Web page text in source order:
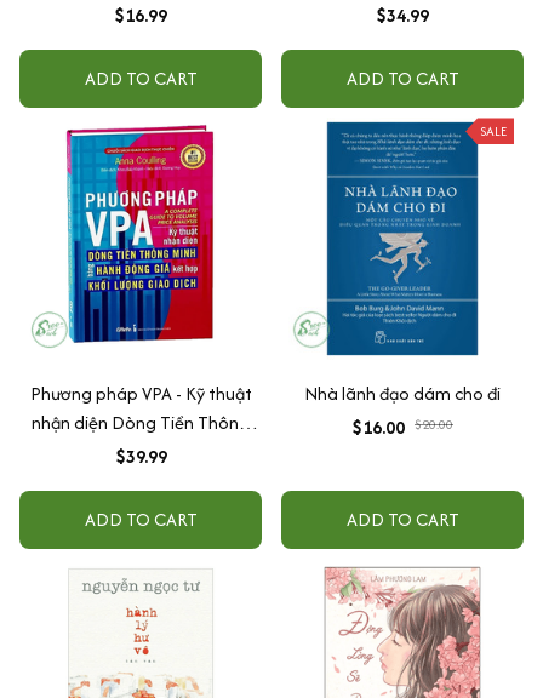
$16.99
ADD TO CART
$34.99
ADD TO CART
Phương pháp VPA - Kỹ thuật
nhận diện Dòng Tiền Thông
Minh bằng Hành Động Giá kết
$39.99
ADD TO CART
SALE
Nhà lãnh đạo dám cho đi
$16.00 $20.00
ADD TO CART